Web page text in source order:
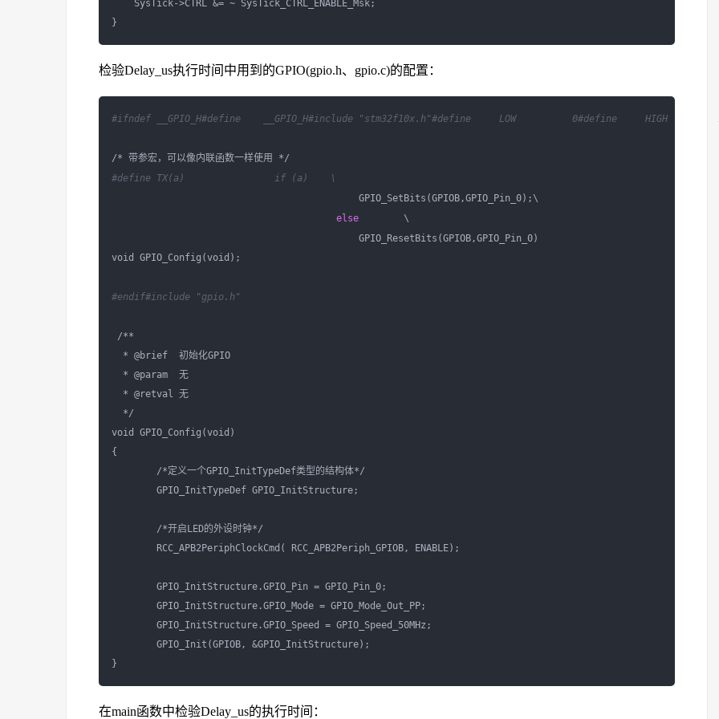
SysTick->CTRL &= ~ SysTick_CTRL_ENABLE_Msk;
检验Delay_us执行时间中用到的GPIO(gpio.h、gpio.c)的配置：
#ifndef __GPIO_H#define    __GPIO_H#include "stm32f10x.h"#define     LOW          0#define     HIGH
#define TX(a)                if (a)    \
GPIO_SetBits(GPIOB,GPIO_Pin_0);\
else \
GPIO_ResetBits(GPIOB,GPIO_Pin_0)
void GPIO_Config(void);
#endif#include "gpio.h"
/**
* @brief  初始化GPIO
* @param  无
* @retval 无
*/
void GPIO_Config(void)
{
/*定义一个GPIO_InitTypeDef类型的结构体*/
GPIO_InitTypeDef GPIO_InitStructure;
/*开启LED的外设时钟*/
RCC_APB2PeriphClockCmd( RCC_APB2Periph_GPIOB, ENABLE);
GPIO_InitStructure.GPIO_Pin = GPIO_Pin_0;
GPIO_InitStructure.GPIO_Mode = GPIO_Mode_Out_PP;
GPIO_InitStructure.GPIO_Speed = GPIO_Speed_50MHz;
GPIO_Init(GPIOB, &GPIO_InitStructure);
在main函数中检验Delay_us的执行时间：